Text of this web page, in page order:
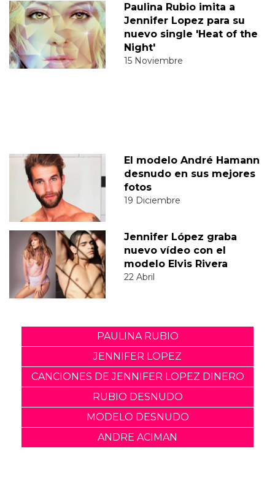
Paulina Rubio imita a
Jennifer Lopez para su
nuevo single 'Heat of the
Night'
15 Noviembre
El modelo André Hamann
desnudo en sus mejores
fotos
19 Diciembre
Jennifer López graba
nuevo vídeo con el
modelo Elvis Rivera
22 Abril
PAULINA RUBIO
JENNIFER LOPEZ
CANCIONES DE JENNIFER LOPEZ DINERO
RUBIO DESNUDO
MODELO DESNUDO
ANDRE ACIMAN